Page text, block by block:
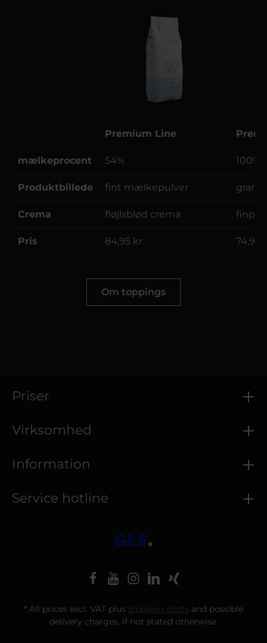
Premium Line
mælkeprocent 54% 100%
Produktbillede fint mælkepulver
Crema fløjlsblød crema
Pris 84,95 kr. 74,95
Om toppings
Priser
Service hotline
Virksomhed
Information
* All prices excl. VAT plus shipping costs and possible
delivery charges, if not stated otherwise.